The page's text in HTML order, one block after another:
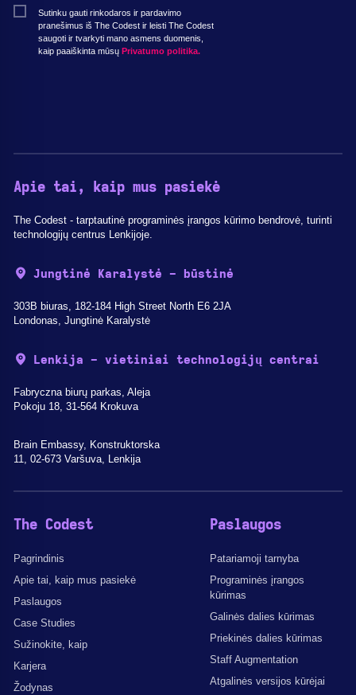
Sutinku gauti rinkodaros ir pardavimo
pranešimus iš The Codest ir leisti The Codest
saugoti ir tvarkyti mano asmens duomenis,
kaip paaiškinta mūsų Privatumo politika.
Apie tai, kaip mus pasiekė
The Codest - tarptautinė programinės įrangos kūrimo bendrovė, turinti
technologijų centrus Lenkijoje.
Jungtinė Karalystė - būstinė
303B biuras, 182-184 High Street North E6 2JA
Londonas, Jungtinė Karalystė
Lenkija - vietiniai technologijų centrai
Fabryczna biurų parkas, Aleja
Pokoju 18, 31-564 Krokuva
Brain Embassy, Konstruktorska
11, 02-673 Varšuva, Lenkija
The Codest
Pagrindinis
Apie tai, kaip mus pasiekė
Paslaugos
Case Studies
Sužinokite, kaip
Karjera
Žodynas
Paslaugos
Patariamoji tarnyba
Programinės įrangos
kūrimas
Galinės dalies kūrimas
Priekinės dalies kūrimas
Staff Augmentation
Atgalinės versijos kūrėjai